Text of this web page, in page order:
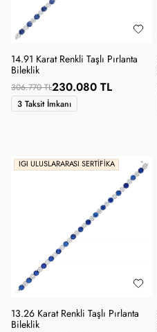
14.91 Karat Renkli Taşlı Pırlanta
Bileklik
306.770 TL230.080 TL
3 Taksit İmkanı
IGI ULUSLARARASI SERTIFIKA
13.26 Karat Renkli Taşlı Pırlanta
Bileklik